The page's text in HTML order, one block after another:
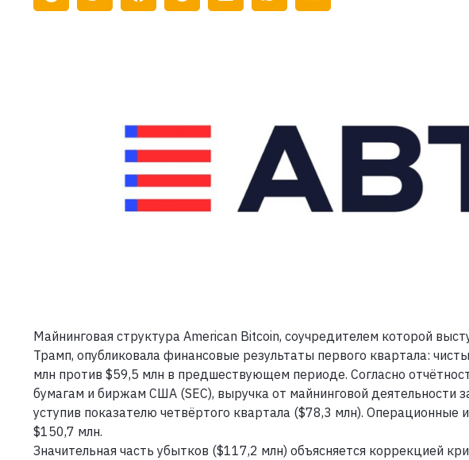
Майнинговая структура American Bitcoin, соучредителем которой
Трамп, опубликовала финансовые результаты первого квартала:
млн против $59,5 млн в предшествующем периоде. Согласно
бумагам и биржам США (SEC), выручка от майнинговой деятельности
уступив показателю четвёртого квартала ($78,3 млн).
$150,7 млн.
Значительная часть убытков ($117,2 млн) объясняется коррекцией